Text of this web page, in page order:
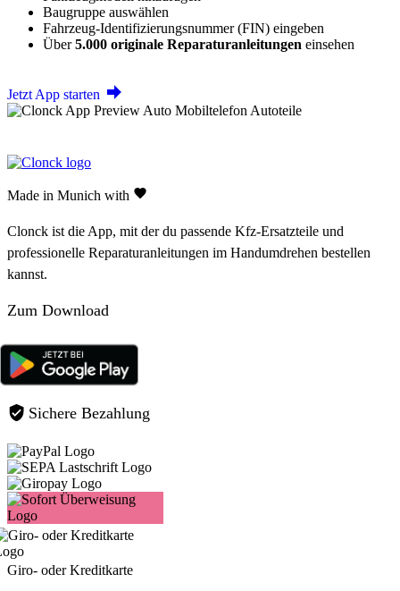
Baugruppe auswählen
Fahrzeug-Identifizierungsnummer (FIN) eingeben
Über5.000 originale Reparaturanleitungen einsehen
Jetzt App starten
Made in Munich with
Clonck ist die App, mit der du passende Kfz-Ersatzteile und
professionelle Reparaturanleitungen im Handumdrehen bestellen
kannst.
Zum Download
Sichere Bezahlung
Giro- oder Kreditkarte